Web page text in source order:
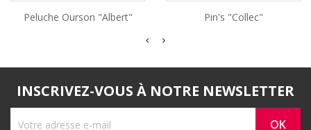
Peluche Ourson "Albert" Pin's "Collec"
INSCRIVEZ-VOUS À NOTRE NEWSLETTER